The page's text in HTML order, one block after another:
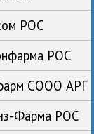
РОС
РОС
СООО АРГ
Фарма РОС